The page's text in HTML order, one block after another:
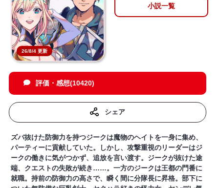
26/8/4 更新
小説一覧
評価・感想(10420)
シェア
ズバ抜けた防御力を持つジークは魔物のヘイトを一身に集め、
パーティーに貢献していた。しかし、攻撃重視のリーダーはジ
ークの働きに気がつかず、追放を言い渡す。ジークが抜けた途
端、クエストの失敗が続き……。一方のジークは王都の門番に
就職。持前の防御力の高さで、瞬く間に分隊長に昇格。部下に